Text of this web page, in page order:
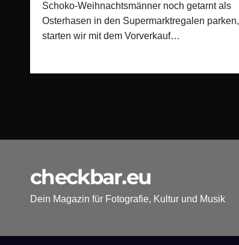
Schoko-Weihnachtsmänner noch getarnt als
Osterhasen in den Supermarktregalen parken,
starten wir mit dem Vorverkauf…
checkbar.eu
Dein Magazin für Fotografie, Kultur und Musik